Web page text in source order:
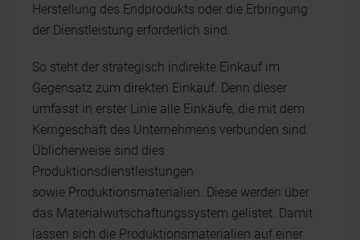
Herstellung des Endprodukts oder die Erbringung
der Dienstleistung erforderlich sind.
So steht der strategisch indirekte Einkauf im
Gegensatz zum direkten Einkauf. Denn dieser
umfasst in erster Linie alle Einkäufe, die mit dem
Kerngeschäft des Unternehmens verbunden sind.
Üblicherweise sind dies
Produktionsdienstleistungen
sowie Produktionsmaterialien. Diese werden über
das Materialwirtschaftungssystem gelistet. Damit
lassen sich die Produktionsmaterialien auf einer